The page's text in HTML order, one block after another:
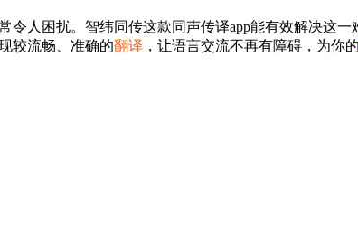
令人困扰。智纬同传这款同声传译app能有效解决这
较流畅、准确的翻译 ，让语言交流不再有障碍，为你的